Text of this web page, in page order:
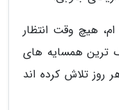
80 ساله شده ام، هیچ وقت انتظار
ترین همسایه های
روز تلاش کرده اند